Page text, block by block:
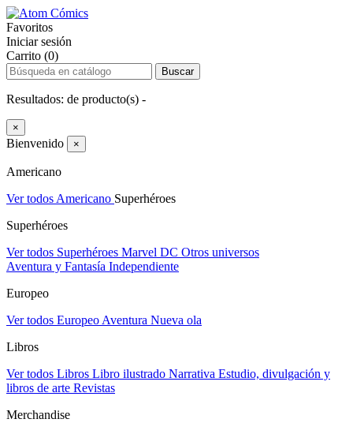
Favoritos
Iniciar sesión
Carrito (0)
Buscar
Resultados: de producto(s) -
×
Bienvenido ×
Americano
Ver todos Americano Superhéroes
Superhéroes
Ver todos Superhéroes Marvel DC Otros universos
Aventura y Fantasía Independiente
Europeo
Ver todos Europeo Aventura Nueva ola
Libros
Ver todos Libros Libro ilustrado Narrativa Estudio, divulgación y
libros de arte Revistas
Merchandise